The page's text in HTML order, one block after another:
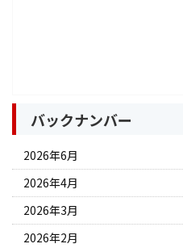
バックナンバー
2026年6月
2026年4月
2026年3月
2026年2月